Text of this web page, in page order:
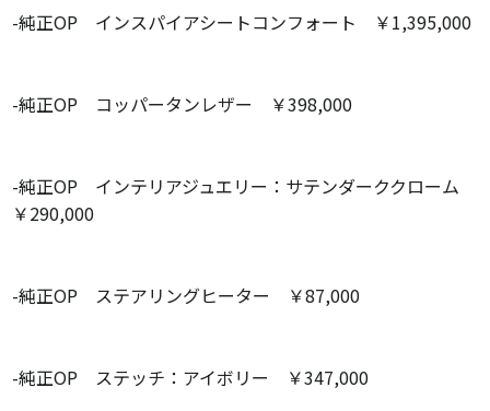
-純正OP インスパイアシートコンフォート ￥1,395,000
-純正OP コッパータンレザー ￥398,000
-純正OP インテリアジュエリー：サテンダーククローム
￥290,000
-純正OP ステアリングヒーター ￥87,000
-純正OP ステッチ：アイボリー ￥347,000